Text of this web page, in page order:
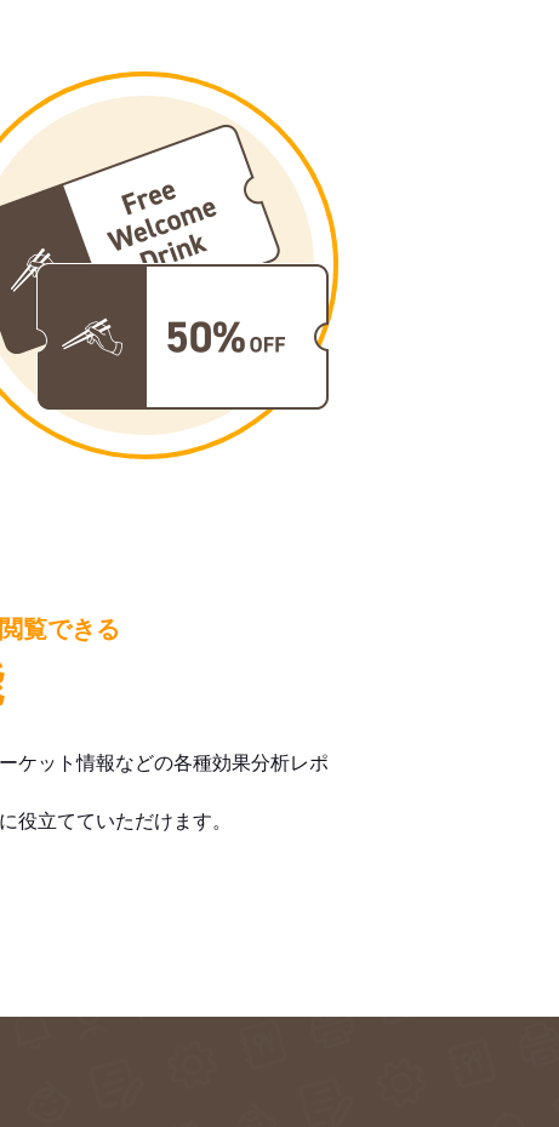
覧できる
ケット情報などの各種効果分析レポ
役立てていただけます。